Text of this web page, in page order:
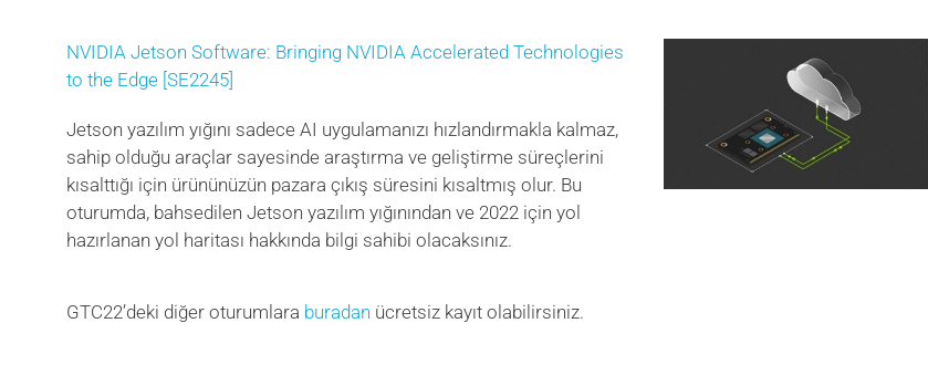
NVIDIA Jetson Software: Bringing NVIDIA Accelerated Technologies
to the Edge [SE2245]
Jetson yazılım yığını sadece AI uygulamanızı hızlandırmakla kalmaz,
sahip olduğu araçlar sayesinde araştırma ve geliştirme süreçlerini
kısalttığı için ürününüzün pazara çıkış süresini kısaltmış olur. Bu
oturumda, bahsedilen Jetson yazılım yığınından ve 2022 için yol
hazırlanan yol haritası hakkında bilgi sahibi olacaksınız.
GTC22’deki diğer oturumlara buradan ücretsiz kayıt olabilirsiniz.